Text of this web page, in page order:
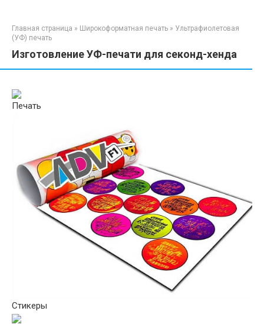
Главная страница » Широкоформатная печать » Ультрафиолетовая
(УФ) печать
Изготовление УФ-печати для секонд-хенда
Печать
Стикеры